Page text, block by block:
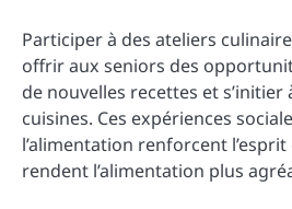
Participer à des ateliers
offrir aux seniors des
de nouvelles recettes et
cuisines. Ces expériences
l’alimentation renforcent
rendent l’alimentation plus